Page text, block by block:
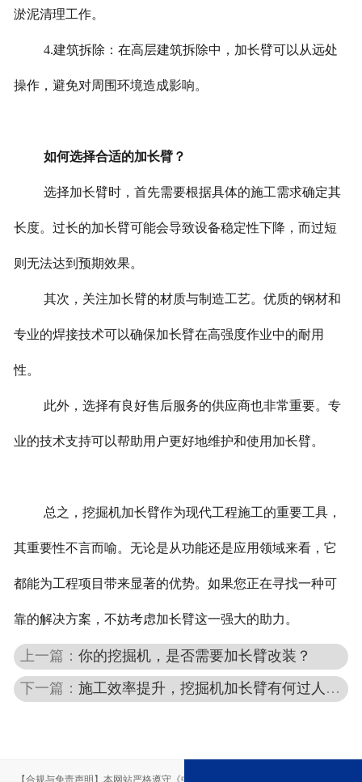
淤泥清理工作。
4.建筑拆除：在高层建筑拆除中，加长臂可以从远处
操作，避免对周围环境造成影响。
如何选择合适的加长臂？
选择加长臂时，首先需要根据具体的施工需求确定其
长度。过长的加长臂可能会导致设备稳定性下降，而过短
则无法达到预期效果。
其次，关注加长臂的材质与制造工艺。优质的钢材和
专业的焊接技术可以确保加长臂在高强度作业中的耐用
性。
此外，选择有良好售后服务的供应商也非常重要。专
业的技术支持可以帮助用户更好地维护和使用加长臂。
总之，挖掘机加长臂作为现代工程施工的重要工具，
其重要性不言而喻。无论是从功能还是应用领域来看，它
都能为工程项目带来显著的优势。如果您正在寻找一种可
靠的解决方案，不妨考虑加长臂这一强大的助力。
上一篇：你的挖掘机，是否需要加长臂改装？
下一篇：施工效率提升，挖掘机加长臂有何过人之处？
【合规与免责声明】本网站严格遵守《中华人民共和国广告法》，尽力规范用